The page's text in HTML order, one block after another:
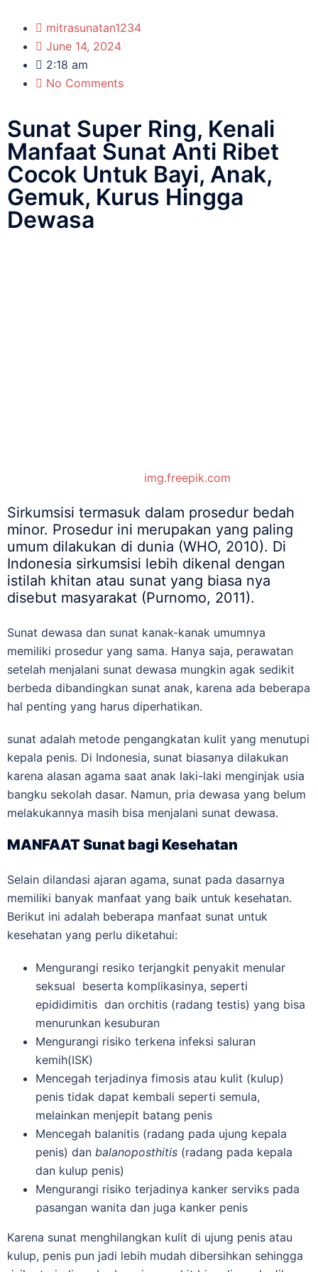
mitrasunatan1234
June 14, 2024
2:18 am
No Comments
Sunat Super Ring, Kenali
Manfaat Sunat Anti Ribet
Cocok Untuk Bayi, Anak,
Gemuk, Kurus Hingga
Dewasa
img.freepik.com
Sirkumsisi termasuk dalam prosedur bedah
minor. Prosedur ini merupakan yang paling
umum dilakukan di dunia (WHO, 2010). Di
Indonesia sirkumsisi lebih dikenal dengan
istilah khitan atau sunat yang biasa nya
disebut masyarakat (Purnomo, 2011).
Sunat dewasa dan sunat kanak-kanak umumnya
memiliki prosedur yang sama. Hanya saja, perawatan
setelah menjalani sunat dewasa mungkin agak sedikit
berbeda dibandingkan sunat anak, karena ada beberapa
hal penting yang harus diperhatikan.
sunat adalah metode pengangkatan kulit yang menutupi
kepala penis. Di Indonesia, sunat biasanya dilakukan
karena alasan agama saat anak laki-laki menginjak usia
bangku sekolah dasar. Namun, pria dewasa yang belum
melakukannya masih bisa menjalani sunat dewasa.
MANFAAT Sunat bagi Kesehatan
Selain dilandasi ajaran agama, sunat pada dasarnya
memiliki banyak manfaat yang baik untuk kesehatan.
Berikut ini adalah beberapa manfaat sunat untuk
kesehatan yang perlu diketahui:
Mengurangi resiko terjangkit penyakit menular
seksual beserta komplikasinya, seperti
epididimitis dan orchitis (radang testis) yang bisa
menurunkan kesuburan
Mengurangi risiko terkena infeksi saluran
kemih(ISK)
Mencegah terjadinya fimosis atau kulit (kulup)
penis tidak dapat kembali seperti semula,
melainkan menjepit batang penis
Mencegah balanitis (radang pada ujung kepala
penis) dan balanoposthitis (radang pada kepala
dan kulup penis)
Mengurangi risiko terjadinya kanker serviks pada
pasangan wanita dan juga kanker penis
Karena sunat menghilangkan kulit di ujung penis atau
kulup, penis pun jadi lebih mudah dibersihkan sehingga